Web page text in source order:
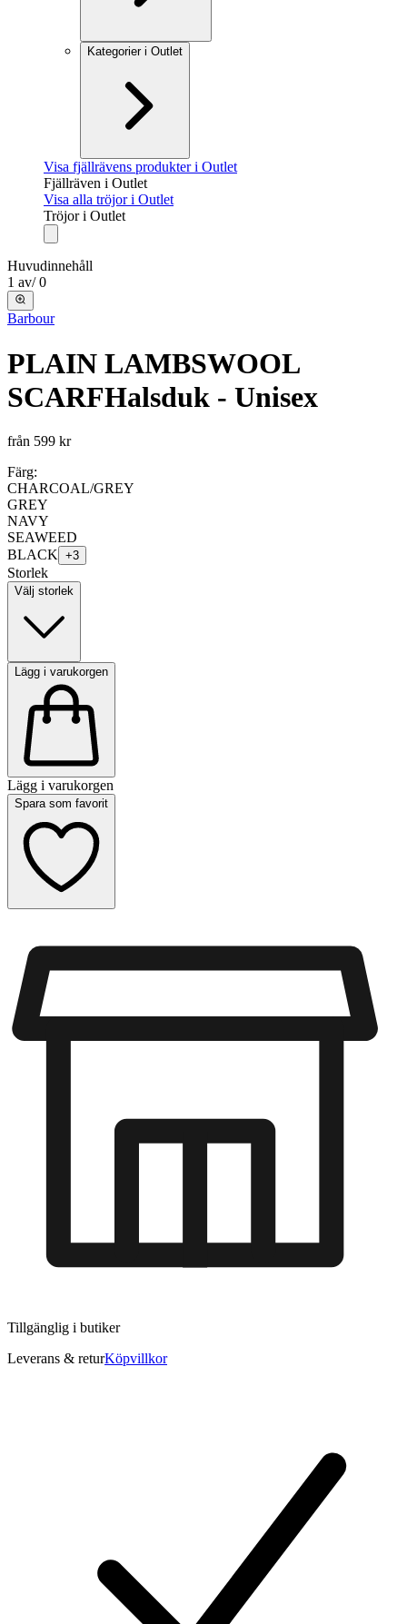
Kategorier i Outlet
Visa fjällrävens produkter i Outlet
Fjällräven i Outlet
Visa alla tröjor i Outlet
Tröjor i Outlet
Huvudinnehåll
1 av/ 0
Barbour
PLAIN LAMBSWOOL
SCARFHalsduk - Unisex
från 599 kr
Färg:
CHARCOAL/GREY
GREY
NAVY
SEAWEED
BLACK +3
Storlek
Välj storlek
Lägg i varukorgen
Lägg i varukorgen
Spara som favorit
Tillgänglig i butiker
Leverans & returKöpvillkor